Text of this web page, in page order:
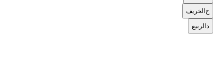
جالخريف
الربيع